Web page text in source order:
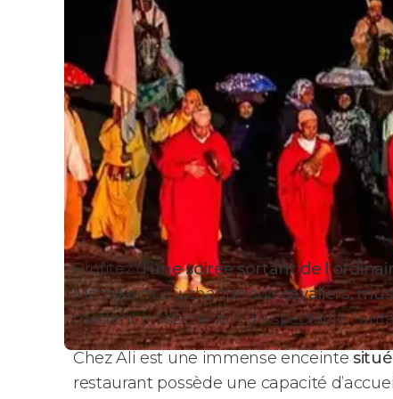
Profitez d’une soirée sortant de
Marrakech, où chaque soircavaliers,
mettent en scène lors du spectacle
Chez Ali est une immense enceinte
restaurant possède une capacité